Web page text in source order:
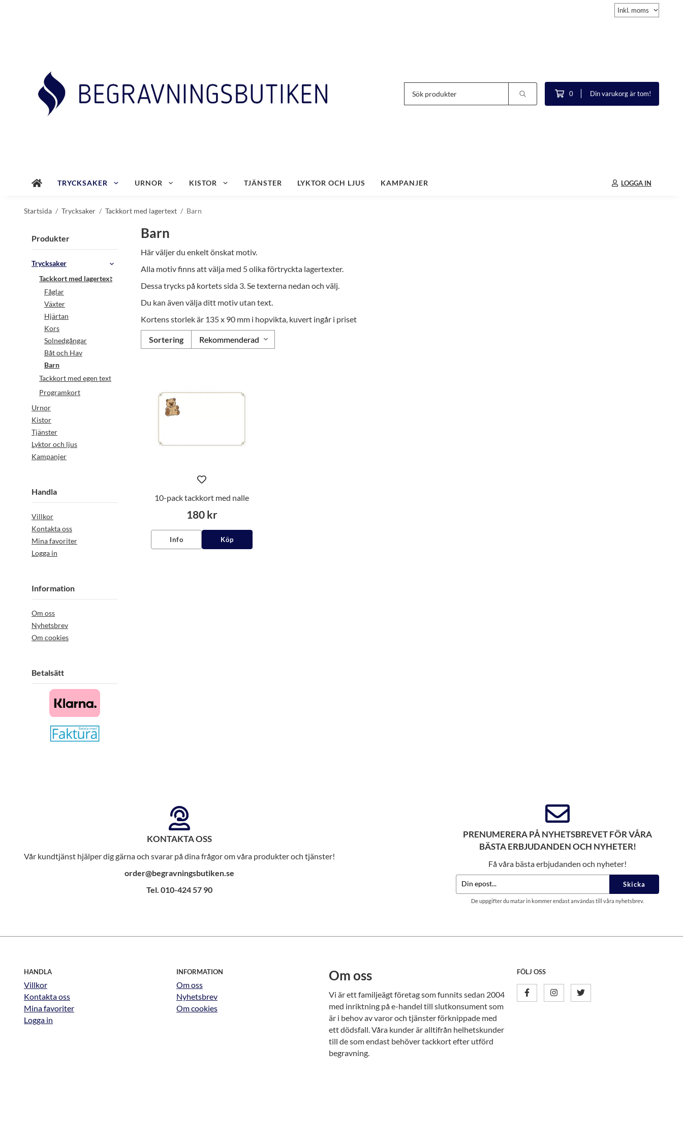
0 Din varukorg är tom!
TRYCKSAKER URNOR KISTOR TJÄNSTER LYKTOR OCH LJUS KAMPANJER LOGGA IN
Startsida / Trycksaker / Tackkort med lagertext / Barn
Produkter
Trycksaker
Tackkort med lagertext
Fåglar
Växter
Hjärtan
Kors
Solnedgångar
Båt och Hav
Barn
Tackkort med egen text
Programkort
Urnor
Kistor
Tjänster
Lyktor och ljus
Kampanjer
Handla
Villkor
Kontakta oss
Mina favoriter
Logga in
Information
Om oss
Nyhetsbrev
Om cookies
Betalsätt
Barn
Här väljer du enkelt önskat motiv.
Alla motiv finns att välja med 5 olika förtryckta lagertexter.
Dessa trycks på kortets sida 3. Se texterna nedan och välj.
Du kan även välja ditt motiv utan text.
Kortens storlek är 135 x 90 mm i hopvikta, kuvert ingår i priset
Sortering
10-pack tackkort med nalle
180 kr
Info Köp
KONTAKTA OSS
Vår kundtjänst hjälper dig gärna och svarar på dina frågor om våra produkter och tjänster!
order@begravningsbutiken.se
Tel. 010-424 57 90
PRENUMERERA PÅ NYHETSBREVET FÖR VÅRA
BÄSTA ERBJUDANDEN OCH NYHETER!
Få våra bästa erbjudanden och nyheter!
Skicka
De uppgifter du matar in kommer endast användas till våra nyhetsbrev.
HANDLA
Villkor
Kontakta oss
Mina favoriter
Logga in
INFORMATION
Om oss
Nyhetsbrev
Om cookies
Om oss
Vi är ett familjeägt företag som funnits sedan 2004
med inriktning på e-handel till slutkonsument som
är i behov av varor och tjänster förknippade med
ett dödsfall. Våra kunder är alltifrån helhetskunder
till de som endast behöver tackkort efter utförd
begravning.
FÖLJ OSS